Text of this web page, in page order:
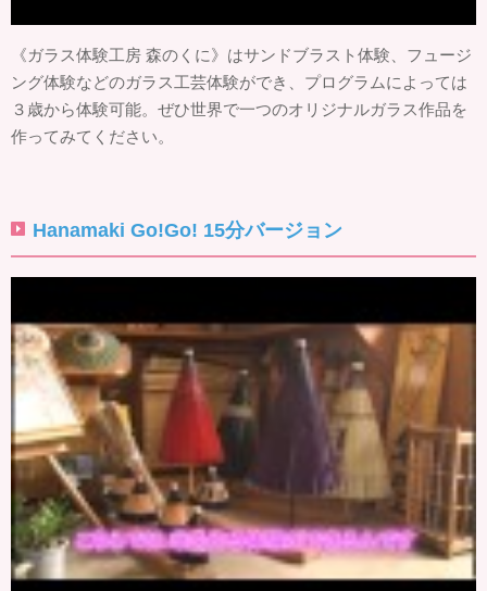
《ガラス体験工房 森のくに》はサンドブラスト体験、フュージ
ング体験などのガラス工芸体験ができ、プログラムによっては
３歳から体験可能。ぜひ世界で一つのオリジナルガラス作品を
作ってみてください。
Hanamaki Go!Go! 15分バージョン